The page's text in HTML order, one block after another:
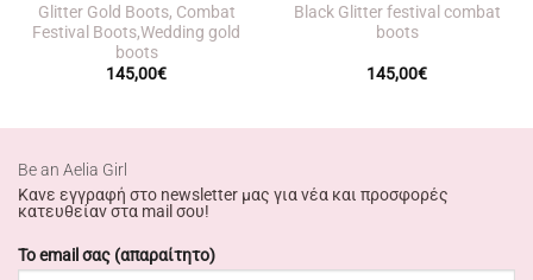
Glitter Gold Boots, Combat
Festival Boots,Wedding gold
boots
145,00€
Black Glitter festival combat
boots
145,00€
Βe an Αelia Girl
Κανε εγγραφή στο newsletter μας για νέα και προσφορές
κατευθείαν στα mail σου!
Το email σας (απαραίτητο)